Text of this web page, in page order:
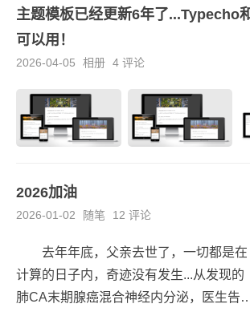
主题模板已经更新6年了...Typecho
可以用！
2026-04-05 相册 4 评论
2026加油
2026-01-02 随笔 12 评论
去年年底，父亲去世了，一切都是在
计算的日子内，奇迹没有发生...从发现的
肺CA末期腺癌混合神经内分泌，医生告